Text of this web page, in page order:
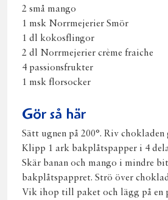
2 små mango
1 msk Norrmejerier Smör
1 dl kokosflingor
2 dl Norrmejerier crème fraiche
4 passionsfrukter
1 msk florsocker
Gör så här
Sätt ugnen på 200°. Riv
Klipp 1 ark bakplåtspapper i 4
Skär banan och mango i mindre
bakplåtspappret. Strö över
Vik ihop till paket och lägg på en